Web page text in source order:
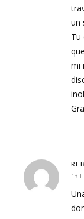
un
Tu
mi
13